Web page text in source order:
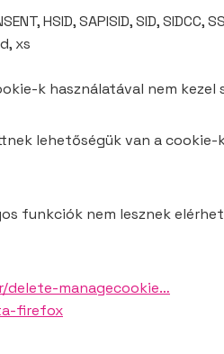
HSID, SAPISID, SID, SIDCC,
xs
k használatával nem
lehetőségük van a
funkciók nem lesznek
managecookie…
firefox